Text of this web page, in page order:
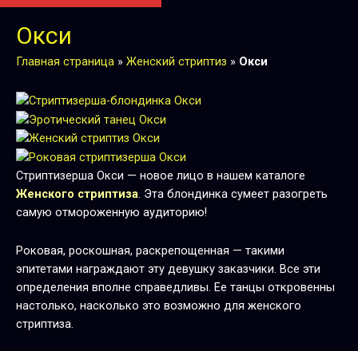
Окси
Главная страница » Женский стриптиз » Окси
Стриптизерша Окси — новое лицо в нашем каталоге
Женского стриптиза. Эта блондинка сумеет разогреть
самую отмороженную аудиторию!
Роковая, роскошная, раскрепощенная — такими
эпитетами награждают эту девушку заказчики. Все эти
определения вполне справедливы. Ее танцы откровенны
настолько, насколько это возможно для женского
стриптиза.